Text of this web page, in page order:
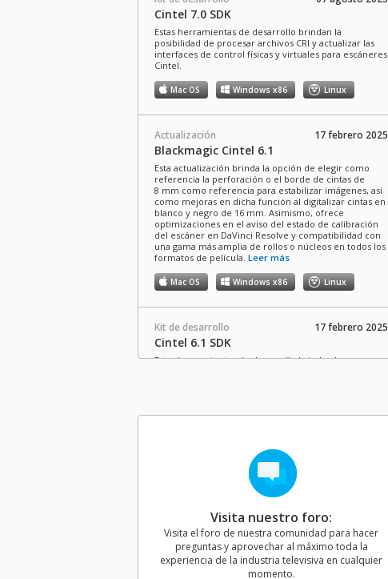
Cintel 7.0 SDK
Estas herramientas de desarrollo brindan la
posibilidad de procesar archivos CRI y actualizar las
interfaces de control físicas y virtuales para escáneres
Cintel.
Mac OS Windows x86 Linux
Actualización 17 febrero 2025
Blackmagic Cintel 6.1
Esta actualización brinda la opción de elegir como
referencia la perforación o el borde de cintas de
8 mm como referencia para estabilizar imágenes, así
como mejoras en dicha función al digitalizar cintas en
blanco y negro de 16 mm. Asimismo, ofrece
optimizaciones en el aviso del estado de calibración
del escáner en DaVinci Resolve y compatibilidad con
una gama más amplia de rollos o núcleos en todos los
formatos de película. Leer más
Mac OS Windows x86 Linux
Kit de desarrollo 17 febrero 2025
Cintel 6.1 SDK
Estas herramientas de desarrollo brindan la
Mac OS Windows x86 Linux
Blackmagic Cintel 6.0
Esta actualización brinda compatibilidad con el kit de
de audio y números KeyKode y la digitalización de
cintas de 8 mm, así como ajustes predeterminados
para películas en blanco y negro, y mejoras en la
calibración del nivel de luz y la estabilización de la
alineación. Leer más
Visita nuestro foro:
Visita el foro de nuestra comunidad para hacer
preguntas y aprovechar al máximo toda la
experiencia de la industria televisiva en cualquier
momento.